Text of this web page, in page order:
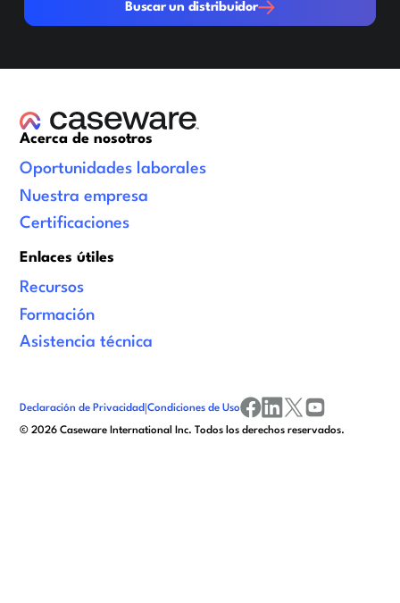
Buscar un distribuidor
Acerca de nosotros
Oportunidades laborales
Nuestra empresa
Certificaciones
Enlaces útiles
Recursos
Formación
Asistencia técnica
©2026 Caseware International Inc. Todos los derechos reservados.
Declaración de Privacidad |Condiciones de Uso
facebook
linkedinx/twitter
youtube